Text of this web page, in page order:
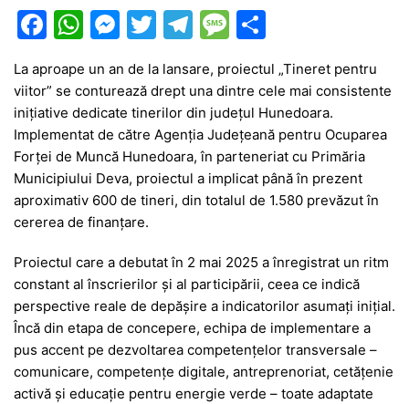
F
c
e
b
o
o
k
W
at
s
A
p
p
M
s
s
e
n
g
er
T
itt
er
T
e
gr
a
m
M
e
s
s
a
g
e
ta
je
a
z
ă
La aproape un an de la lansare, proiectul „Tineret pentru
viitor” se conturează drept una dintre cele mai consistente
inițiative dedicate tinerilor din județul Hunedoara.
Implementat de către Agenția Județeană pentru Ocuparea
Forței de Muncă Hunedoara, în parteneriat cu Primăria
Municipiului Deva, proiectul a implicat până în prezent
aproximativ 600 de tineri, din totalul de 1.580 prevăzut în
cererea de finanțare.
Proiectul care a debutat în 2 mai 2025 a înregistrat un ritm
constant al înscrierilor și al participării, ceea ce indică
perspective reale de depășire a indicatorilor asumați inițial.
Încă din etapa de concepere, echipa de implementare a
pus accent pe dezvoltarea competențelor transversale –
comunicare, competențe digitale, antreprenoriat, cetățenie
activă și educație pentru energie verde – toate adaptate